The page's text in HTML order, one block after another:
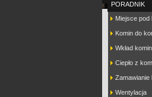
PORADNIK
Miejsce pod
Komin do
Wkład
Ciepło z
Zamawianie
Wentylacja